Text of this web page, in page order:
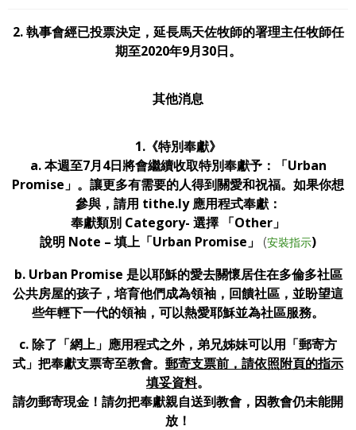
2. 執事會經已投票決定，延長馬天佐牧師的署理主任牧師任
期至2020年9月30日。
其他消息
1.《特別奉獻》
a. 本週至7月4日將會繼續收取特別奉獻予：「Urban
Promise」。讓更多有需要的人得到關愛和祝福。 如果你想
參與，請用 tithe.ly 應用程式奉獻：
奉獻類別 Category- 選擇 「Other」
說明 Note – 填上「Urban Promise 」 (安裝指示)
b. Urban Promise 是以耶穌的愛去關懷居住在多倫多社區
公共房屋的孩子，培育他們成為領袖，回饋社區，並盼望這
些年輕下一代的領袖，可以熱愛耶穌並為社區服務。
c. 除了「網上」應用程式之外，弟兄姊妹可以用「郵寄方
式」把奉獻支票寄至教會。 郵寄支票前，請依照附頁的指示
填妥資料。
請勿郵寄現金！請勿把奉獻親自送到教會，因教會仍未能開
放！